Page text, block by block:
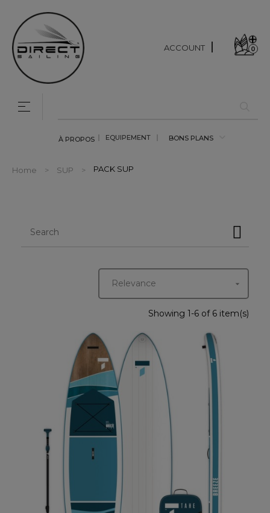
À PROPOS EQUIPEMENT BONS PLANS
ACCOUNT 0
Toggle navigation
☰
Home SUP PACK SUP
Relevance 
Showing 1-6 of 6 item(s)